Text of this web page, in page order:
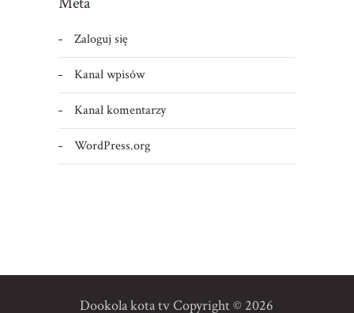
Zaloguj się
Kanał wpisów
Kanał komentarzy
WordPress.org
Dookola kota tvCopyright © 2026